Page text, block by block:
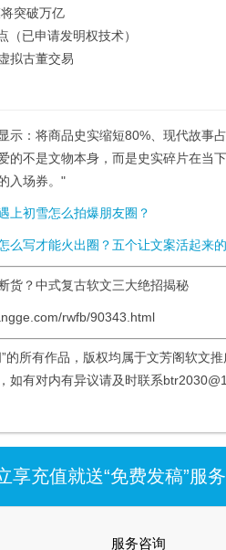
突破万亿
（已申请发明权技术）
拟古董交易
示：将商品史实缩短80%、现代故事
不是文物本身，而是史实碎片在当
入场券。"
上初雪怎么拍爆朋友圈？
么写才能火出圈？五个让文案活起来
货？中式复古软文三大绝招揭秘
rwfb/90343.html
的所有作品，版权均属于文芳阁软文
如有对内有异议请及时联系
充值就送“免费发稿”服务
服务咨询